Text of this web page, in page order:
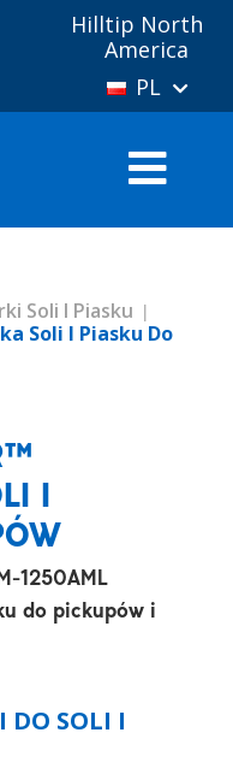
Hilltip North
America
PL
Soli I Piasku
Soli I Piasku Do
I
1250AML
do pickupów i
DO SOLI I